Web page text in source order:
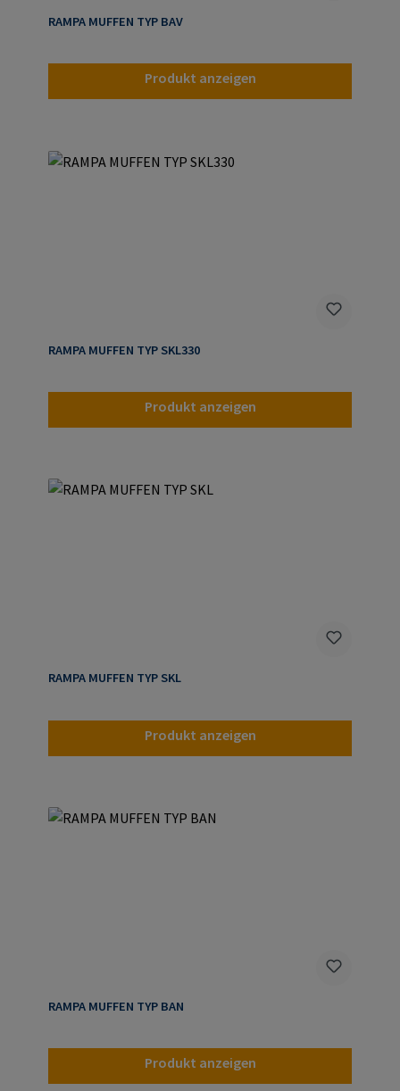
RAMPA MUFFEN TYP BAV
Produkt anzeigen
RAMPA MUFFEN TYP SKL330
Produkt anzeigen
RAMPA MUFFEN TYP SKL
Produkt anzeigen
RAMPA MUFFEN TYP BAN
Produkt anzeigen